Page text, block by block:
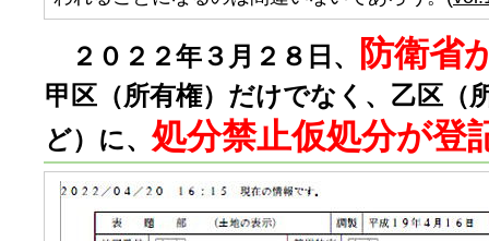
２０２２年３月２８日、 防衛省
甲区（所有権）だけでなく、乙区（
ど）に、 処分禁止仮処分が登